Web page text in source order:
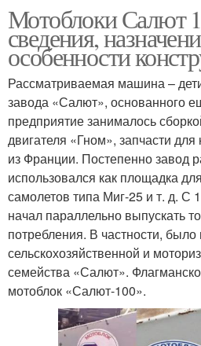
Мотоблоки Салют
сведения,
особенности
Рассматриваемая машина –
завода «Салют», основанного
предприятие занималось
двигателя «Гном», запчасти для
из Франции. Постепенно завод
использовался как площадка
самолетов типа Миг-25 и т. д. С
начал параллельно выпускать
потребления. В частности,
сельскохозяйственной и
семейства «Салют».
мотоблок «Салют-100».